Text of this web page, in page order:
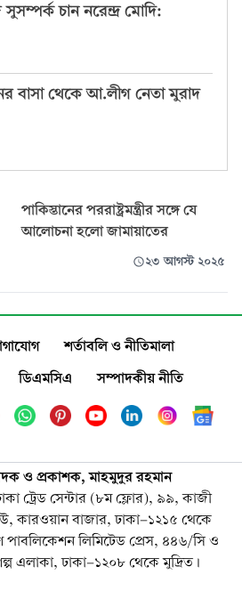
সুসম্পর্ক চান নরেন্দ্র মোদি:
বাসা থেকে আ.লীগ নেতা মুরাদ
পাকিস্তানের পররাষ্ট্রমন্ত্রীর সঙ্গে যে
আলোচনা হলো জামায়াতের
২৩ আগস্ট ২০২৫
শর্তাবলি ও নীতিমালা
ডিএমসিএ সম্পাদকীয় নীতি
ও প্রকাশক, মাহমুদুর রহমান
ট্রেড সেন্টার (৮ম ফ্লোর), ৯৯, কাজী
কারওয়ান বাজার, ঢাকা-১২১৫ থেকে
লিমিটেড প্রেস, ৪৪৬/সি ও
এলাকা, ঢাকা-১২০৮ থেকে মুদ্রিত।